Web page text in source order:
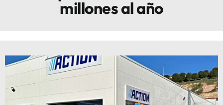
millones al año